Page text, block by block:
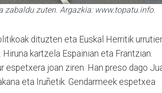
zuten. Argazkia: www.topatu.info.
dituzten eta Euskal Herritik
kartzela Espainian eta Frantzian.
espetxera joan ziren. Han preso dago
eta Iruñetik. Gendarmeek espetxea